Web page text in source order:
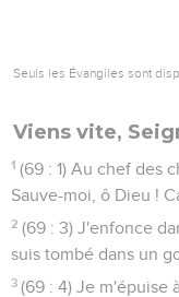
Seuls les Évangiles sont
Viens vite,
1 (69 : 1) Au chef des
Sauve-moi, ô Dieu !
2 (69 : 3) J'enfonce
suis tombé dans un
3 (69 : 4) Je m'épuise